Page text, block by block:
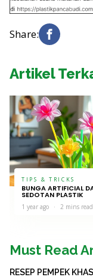
Share:
Artikel
TIPS & TRICKS
BUNGA ARTIFICIAL
SEDOTAN PLASTIK
1 year ago 2 mins read
Must Read
RESEP PEMPEK